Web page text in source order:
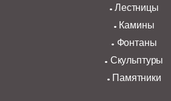
Лестницы
Камины
Фонтаны
Скульптуры
Памятники